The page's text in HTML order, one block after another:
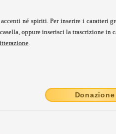
né spiriti. Per inserire i caratteri
oppure inserisci la trascrizione in
.
Donazione